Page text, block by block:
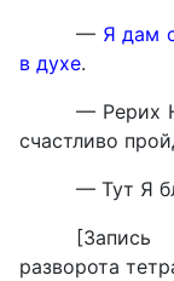
— Я дам
в духе.
— Рерих
счастливо
— Тут Я
разворота